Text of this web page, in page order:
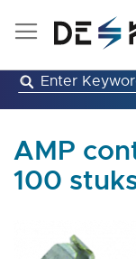
AMP
100